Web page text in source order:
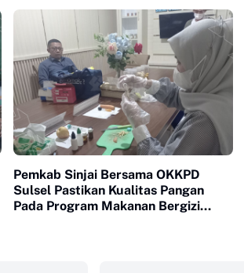
Pemkab Sinjai Bersama OKKPD
Sulsel Pastikan Kualitas Pangan
Pada Program Makanan Bergizi